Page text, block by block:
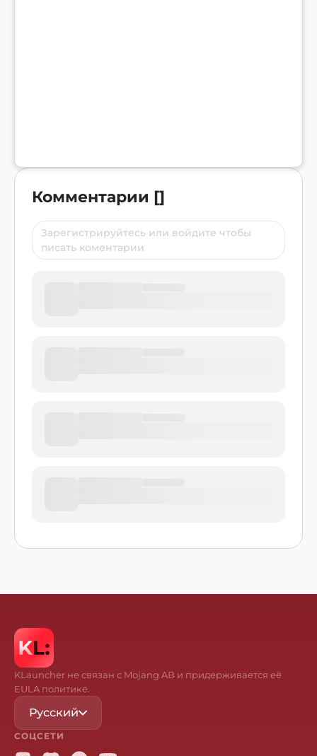
Комментарии []
KLauncher не связан с Mojang AB и придерживается её
EULA политике.
Русский
СОЦСЕТИ